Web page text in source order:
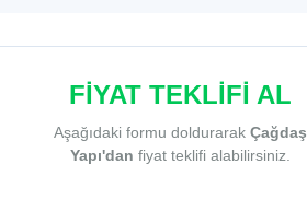
FİYAT TEKLİFİ AL
Aşağıdaki formu doldurarak Çağdaş
Yapı'dan fiyat teklifi alabilirsiniz.